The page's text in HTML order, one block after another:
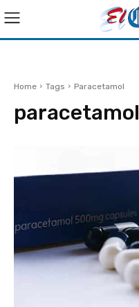
Home Tags Paracetamol
paracetamol